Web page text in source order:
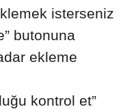
isterseniz
butonuna
ekleme
kontrol et”